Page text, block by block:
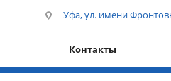
Уфа, ул. имени
Контакты